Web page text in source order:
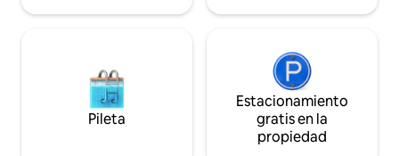
Pileta
Estacionamiento
gratis en la
propiedad